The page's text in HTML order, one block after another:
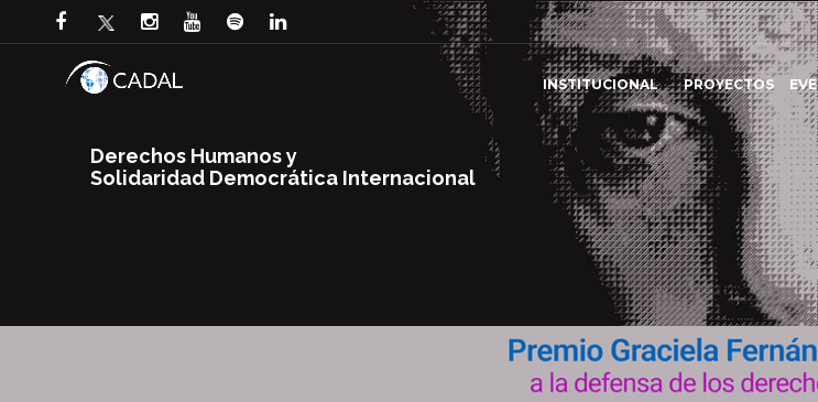
Derechos Humanos y
Solidaridad Democrática Internacional
INSTITUCIONAL PROYECTOS